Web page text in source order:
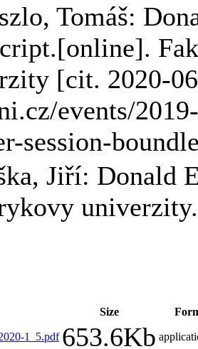
Tomáš:
[cit. 2020-
events/
session-
Jiří: Donald
univerzity.
Size
1_5.pdf 653.6Kb